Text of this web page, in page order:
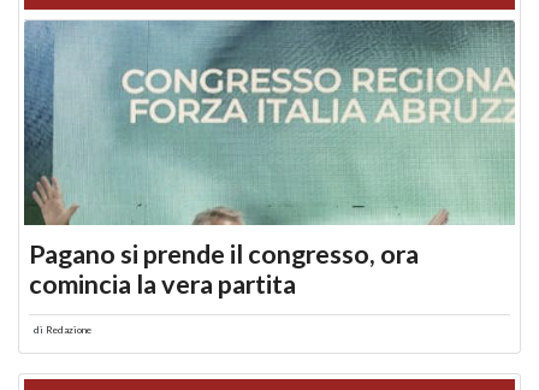
Pagano si prende il congresso, ora
comincia la vera partita
di Redazione